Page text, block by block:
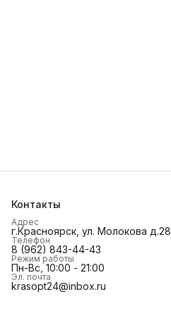
Контакты
Адрес
г.Красноярск, ул. Молокова д.28
Телефон
8 (962) 843-44-43
Режим работы
Пн-Вс, 10:00 - 21:00
Эл. почта
krasopt24@inbox.ru